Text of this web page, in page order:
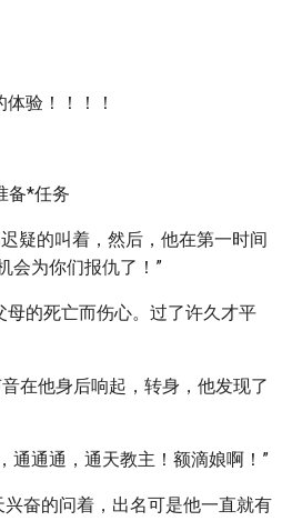
验！！！！
备*任务
疑的叫着，然后，他在第一时间
会为你们报仇了！”
的死亡而伤心。过了许久才平
在他身后响起，转身，他发现了
通通通，通天教主！额滴娘啊！”
兴奋的问着，出名可是他一直就有